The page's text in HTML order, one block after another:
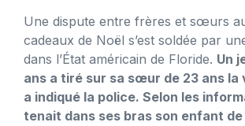
Une dispute entre frères et sœurs
cadeaux de Noël s’est soldée par
dans l’État américain de Floride. Un
ans a tiré sur sa sœur de 23 ans la
a indiqué la police. Selon les
tenait dans ses bras son enfant de